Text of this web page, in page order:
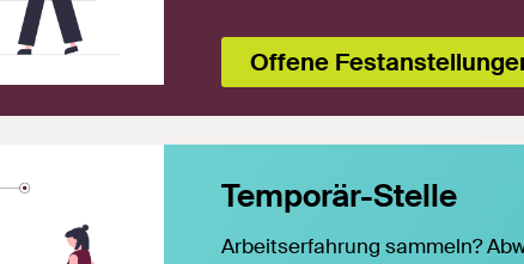
Offene
Temporär-Stelle
Arbeitserfahrung sammeln?